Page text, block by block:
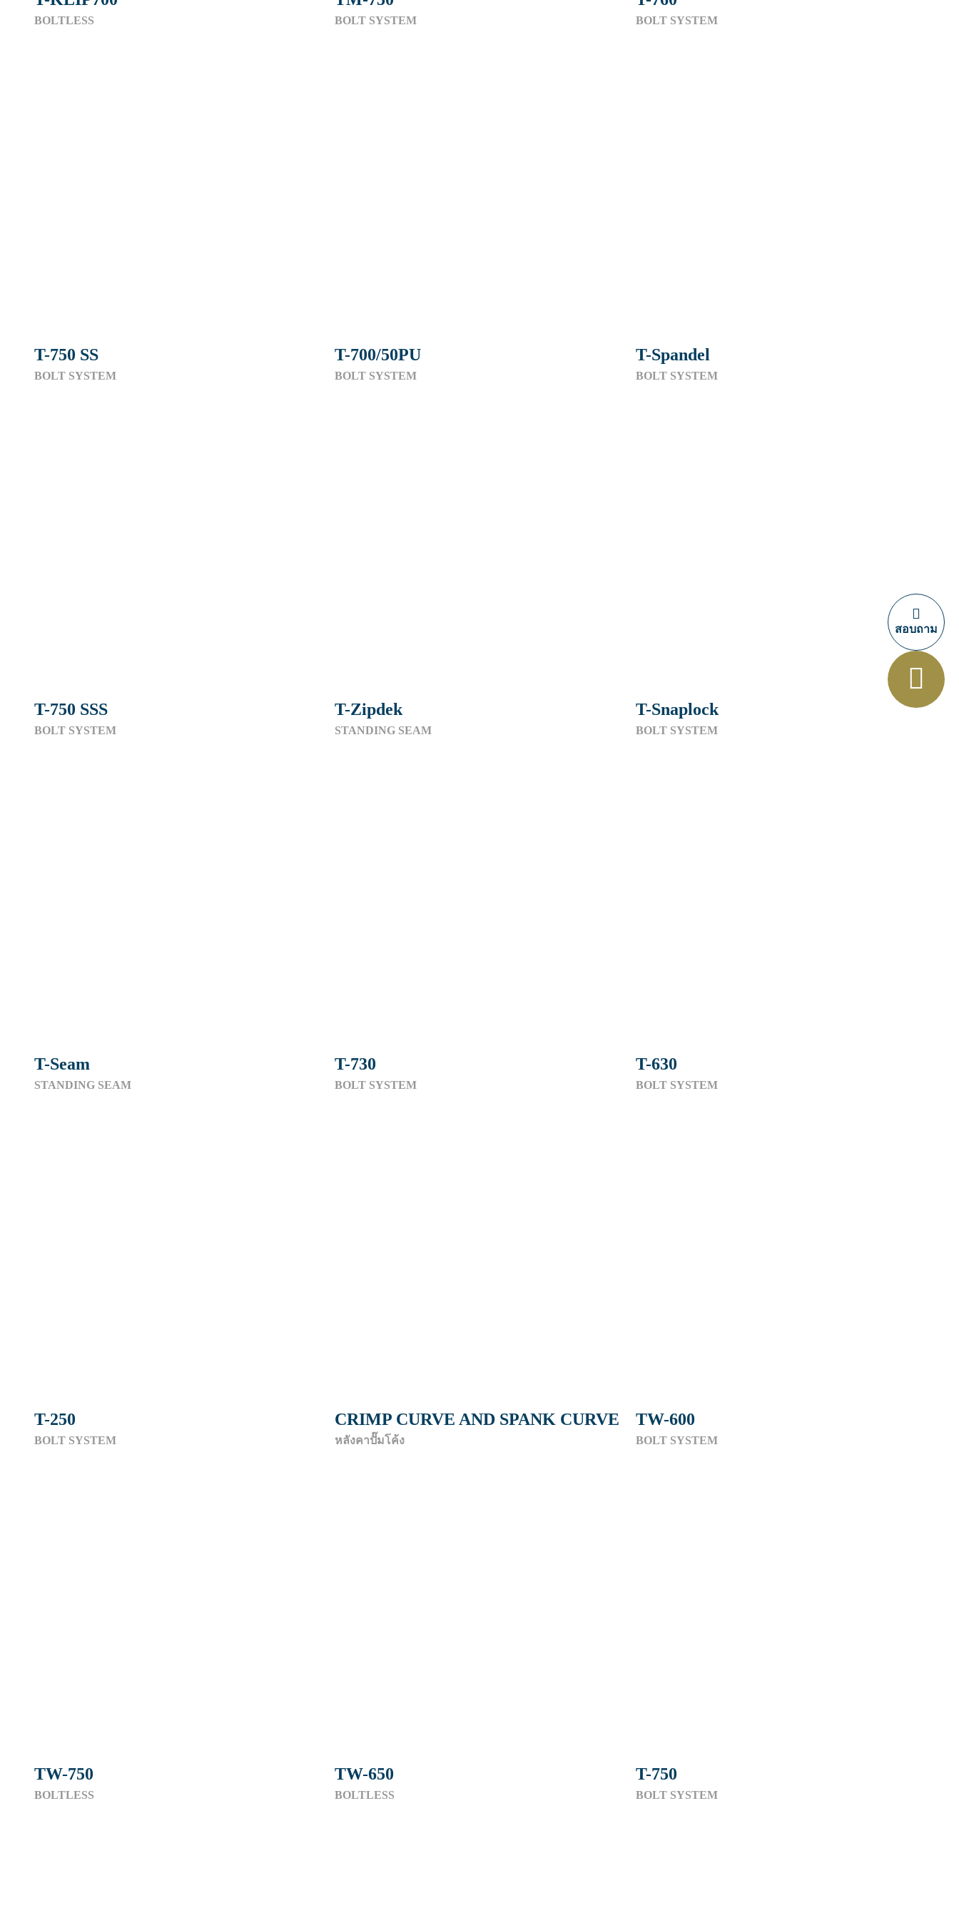
สอบถาม
BOLTLESS BOLT SYSTEM BOLT SYSTEM
T-750 SS
BOLT SYSTEM
T-700/50PU
BOLT SYSTEM
T-Spandel
BOLT SYSTEM
T-750 SSS
BOLT SYSTEM
T-Zipdek
STANDING SEAM
T-Snaplock
BOLT SYSTEM
T-Seam
STANDING SEAM
T-730
BOLT SYSTEM
T-630
BOLT SYSTEM
T-250
BOLT SYSTEM
CRIMP CURVE AND SPANK CURVE
หลังคาปั๊มโค้ง
TW-600
BOLT SYSTEM
TW-750
BOLTLESS
TW-650
BOLTLESS
T-750
BOLT SYSTEM